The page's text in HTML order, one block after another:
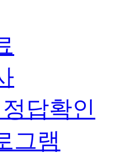
답확인
그램